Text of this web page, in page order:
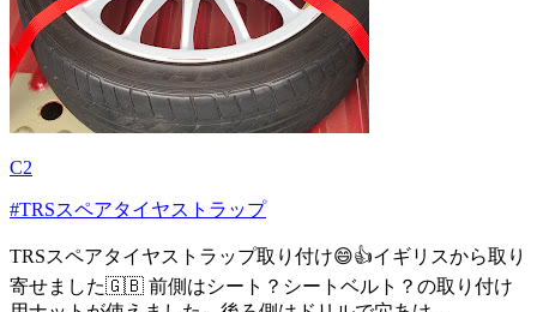
C2
#TRSスペアタイヤストラップ
TRSスペアタイヤストラップ取り付け😄👍イギリスから取り
寄せました🇬🇧 前側はシート？シートベルト？の取り付け